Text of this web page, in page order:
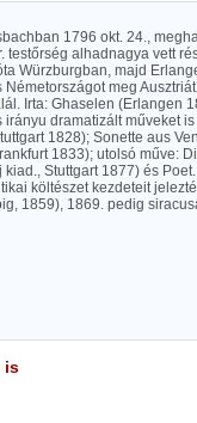
1796 okt. 24.,
alhadnagya vett
Würzburgban, majd
meg
Irta: Ghaselen (Erlangen
dramatizált műveket
1828); Sonette aus
1833); utolsó műve:
Stuttgart 1877) és
költészet kezdeteit
1859), 1869. pedig
is